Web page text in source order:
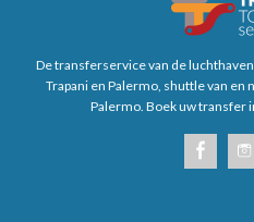
De transferservice van de
Trapani en Palermo, shuttle van en
Palermo. Boek uw transfer